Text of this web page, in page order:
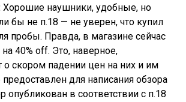
Хорошие наушники, удобные, но
бы не п.18 — не уверен, что купил
пробы. Правда, в магазине сейчас
40% off. Это, наверное,
о скором падении цен на них и им
для написания обзора
опубликован в соответствии с п.18